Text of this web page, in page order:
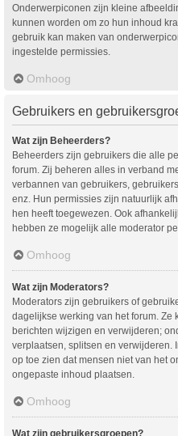
Onderwerpiconen zijn kleine
kunnen worden om zo hun inhoud
gebruik kan maken van
ingestelde permissies.
Omhoog
Gebruikers en
Wat zijn Beheerders?
Beheerders zijn gebruikers die alle
forum. Zij beheren alles in verband
verbannen van gebruikers,
enz. Hun permissies zijn natuurlijk
hen heeft toegewezen. Ook
hebben ze mogelijk alle moderator
Omhoog
Wat zijn Moderators?
Moderators zijn gebruikers of
dagelijkse werking van het forum. Ze
berichten wijzigen en verwijderen;
verplaatsen, splitsen en verwijderen.
op toe zien dat mensen niet van het
ongepaste inhoud plaatsen.
Omhoog
Wat zijn gebruikersgroepen?